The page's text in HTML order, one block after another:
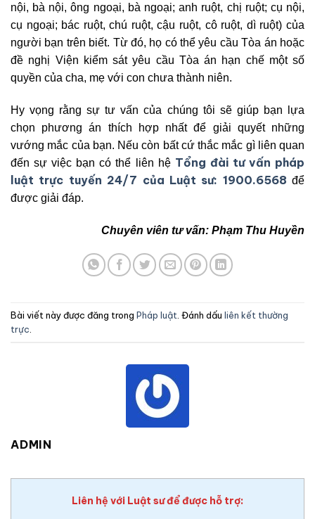
nội, bà nội, ông ngoại, bà ngoại; anh ruột, chị ruột; cụ nội,
cụ ngoại; bác ruột, chú ruột, cậu ruột, cô ruột, dì ruột) của
người bạn trên biết. Từ đó, họ có thể yêu cầu Tòa án hoặc
đề nghị Viện kiểm sát yêu cầu Tòa án hạn chế một số
quyền của cha, mẹ với con chưa thành niên.
Hy vọng rằng sự tư vấn của chúng tôi sẽ giúp bạn lựa
chọn phương án thích hợp nhất để giải quyết những
vướng mắc của bạn. Nếu còn bất cứ thắc mắc gì liên quan
đến sự việc bạn có thể liên hệ Tổng đài tư vấn pháp
luật trực tuyến 24/7 của Luật sư: 1900.6568 để
được giải đáp.
Chuyên viên tư vấn: Phạm Thu Huyền
Bài viết này được đăng trong Pháp luật . Đánh dấu liên kết thường
trực
ADMIN
Liên hệ với Luật sư để được hỗ trợ: